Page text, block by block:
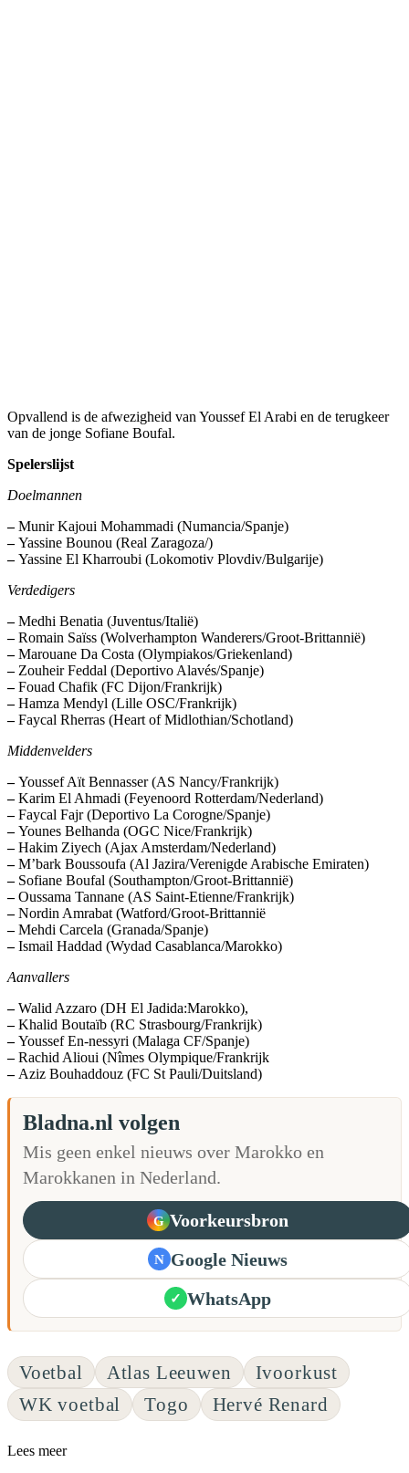
Opvallend is de afwezigheid van Youssef El Arabi en de terugkeer
van de jonge Sofiane Boufal.
Spelerslijst
Doelmannen
–Munir Kajoui Mohammadi (Numancia/Spanje)
–Yassine Bounou (Real Zaragoza/)
–Yassine El Kharroubi (Lokomotiv Plovdiv/Bulgarije)
Verdedigers
–Medhi Benatia (Juventus/Italië)
–Romain Saïss (Wolverhampton Wanderers/Groot-Brittannië)
–Marouane Da Costa (Olympiakos/Griekenland)
–Zouheir Feddal (Deportivo Alavés/Spanje)
–Fouad Chafik (FC Dijon/Frankrijk)
–Hamza Mendyl (Lille OSC/Frankrijk)
–Faycal Rherras (Heart of Midlothian/Schotland)
Middenvelders
–Youssef Aït Bennasser (AS Nancy/Frankrijk)
–Karim El Ahmadi (Feyenoord Rotterdam/Nederland)
–Faycal Fajr (Deportivo La Corogne/Spanje)
–Younes Belhanda (OGC Nice/Frankrijk)
–Hakim Ziyech (Ajax Amsterdam/Nederland)
–M’bark Boussoufa (Al Jazira/Verenigde Arabische Emiraten)
–Sofiane Boufal (Southampton/Groot-Brittannië)
–Oussama Tannane (AS Saint-Etienne/Frankrijk)
–Nordin Amrabat (Watford/Groot-Brittannië
–Mehdi Carcela (Granada/Spanje)
–Ismail Haddad (Wydad Casablanca/Marokko)
Aanvallers
–Walid Azzaro (DH El Jadida:Marokko),
–Khalid Boutaïb (RC Strasbourg/Frankrijk)
–Youssef En-nessyri (Malaga CF/Spanje)
–Rachid Alioui (Nîmes Olympique/Frankrijk
–Aziz Bouhaddouz (FC St Pauli/Duitsland)
Bladna.nl volgen
Mis geen enkel nieuws over Marokko en
Marokkanen in Nederland.
G Voorkeursbron
N Google Nieuws
✓ WhatsApp
Voetbal Atlas Leeuwen
Ivoorkust
WK voetbal
Togo Hervé Renard
Lees meer